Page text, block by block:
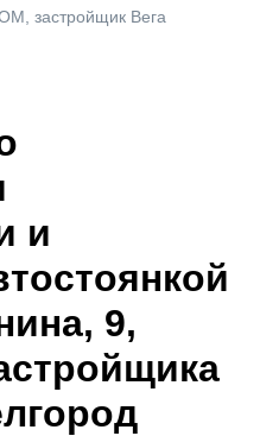
застройщик Вега
и
9,